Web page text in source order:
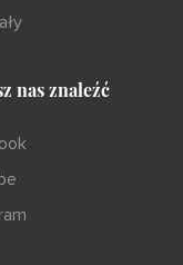
nas znaleźć